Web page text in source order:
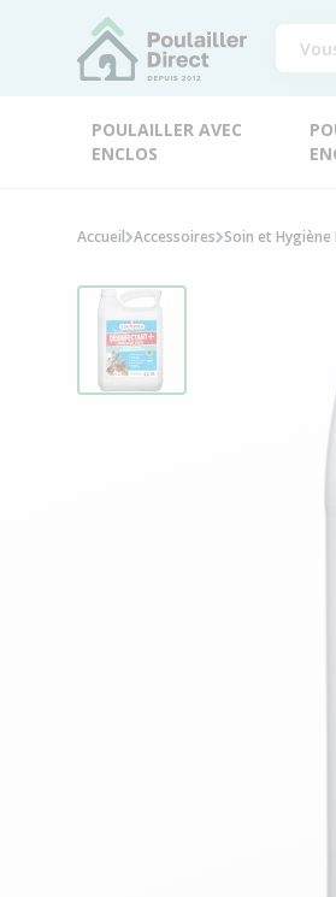
POULAILLER AVEC
ENCLOS
Accueil Accessoires Soin et Hygiène